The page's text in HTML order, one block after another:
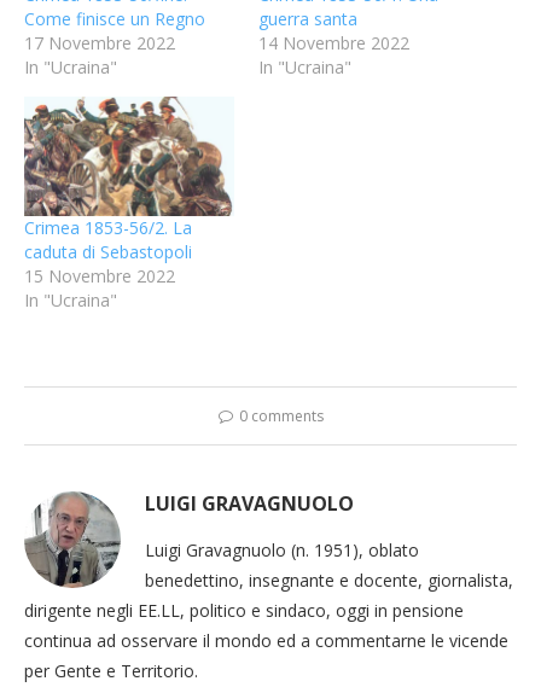
Come finisce un Regno
17 Novembre 2022
In "Ucraina"
guerra santa
14 Novembre 2022
In "Ucraina"
Crimea 1853-56/2. La
caduta di Sebastopoli
15 Novembre 2022
In "Ucraina"
0 comments
LUIGI GRAVAGNUOLO
Luigi Gravagnuolo (n. 1951), oblato
benedettino, insegnante e docente, giornalista,
dirigente negli EE.LL, politico e sindaco, oggi in pensione
continua ad osservare il mondo ed a commentarne le vicende
per Gente e Territorio.